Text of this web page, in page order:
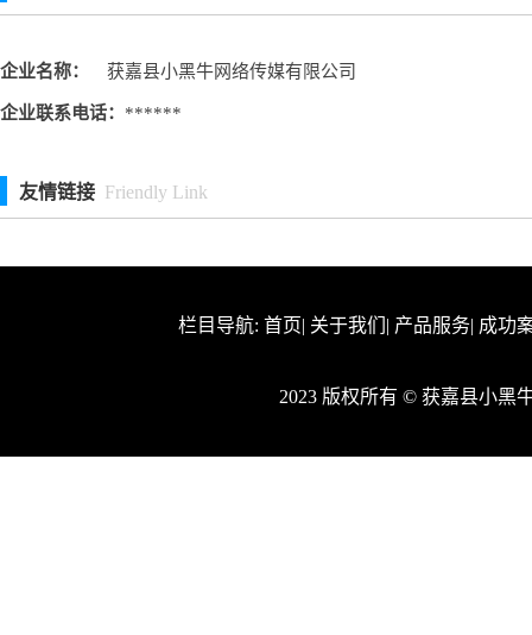
企业名称： 获嘉县小黑牛网络传媒有限公司
企业联系电话： ******
友情链接 Friendly Link
栏目导航: 首页| 关于我们 | 产品服务| 成功
2023 版权所有 © 获嘉县小黑